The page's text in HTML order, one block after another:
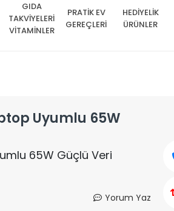
GIDA
TAKVİYELERİ
VİTAMİNLER
PRATİK EV
GEREÇLERİ
HEDİYELİK
ÜRÜNLER
Uyumlu 65W
65W Güçlü Veri
Yorum Yaz